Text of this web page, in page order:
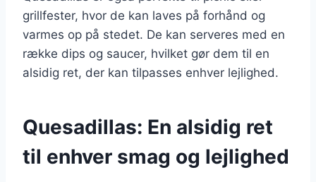
grillfester, hvor de kan laves på forhånd og
varmes op på stedet. De kan serveres med en
række dips og saucer, hvilket gør dem til en
alsidig ret, der kan tilpasses enhver lejlighed.
Quesadillas: En alsidig ret
til enhver smag og lejlighed